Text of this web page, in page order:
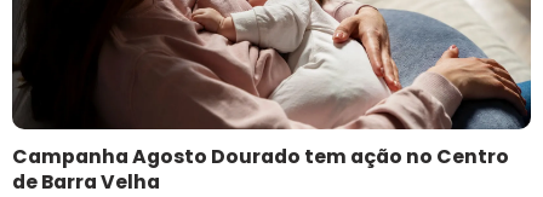
Campanha Agosto Dourado tem ação no Centro
de Barra Velha